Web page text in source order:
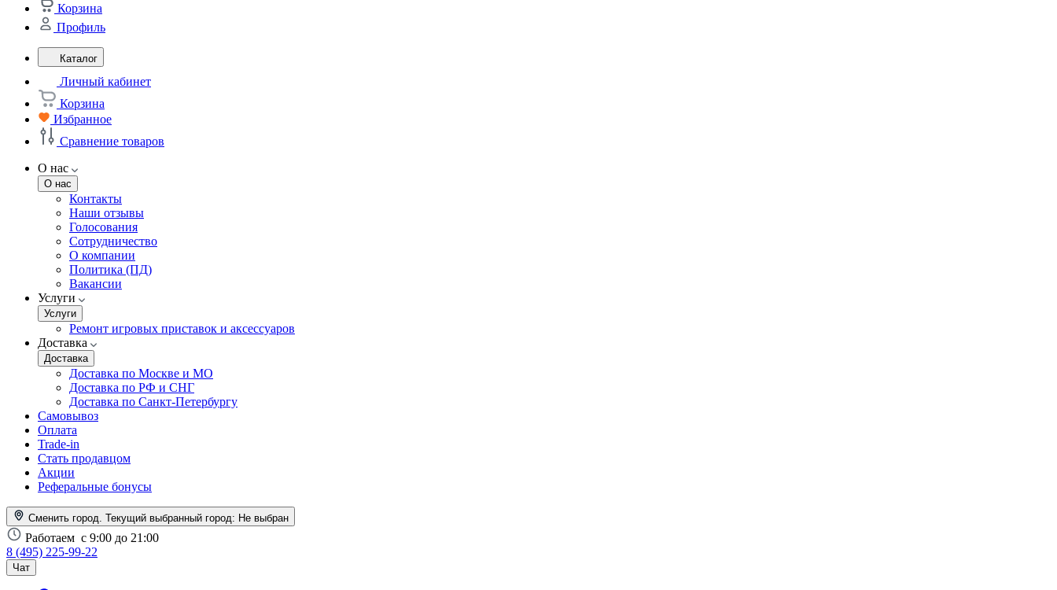
Корзина
Профиль
Каталог
Личный кабинет
Корзина
Избранное
Сравнение товаров
О нас
О нас
Контакты
Наши отзывы
Голосования
Сотрудничество
О компании
Политика (ПД)
Вакансии
Услуги
Услуги
Ремонт игровых приставок и аксессуаров
Доставка
Доставка
Доставка по Москве и МО
Доставка по РФ и СНГ
Доставка по Санкт-Петербургу
Самовывоз
Оплата
Trade-in
Стать продавцом
Акции
Реферальные бонусы
Сменить город. Текущий выбранный город: Не выбран
Работаем с 9:00 до 21:00
8 (495) 225-99-22
Чат